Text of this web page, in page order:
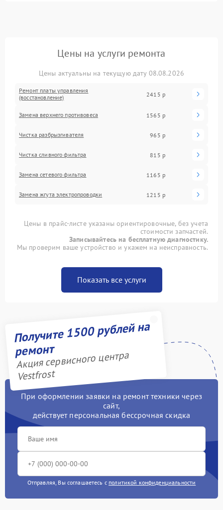
Цены на услуги ремонта
Цены актуальны на текущую дату 08.08.2026
Ремонт платы управления
(восстановление)
2415 р
Замена верхнего противовеса 1565 р
Чистка разбрызгивателя 965 р
Чистка сливного фильтра 815 р
Замена сетевого фильтра 1165 р
Замена жгута электропроводки 1215 р
Цены в прайс-листе указаны ориентировочные, без учета
стоимости запчастей.
Записывайтесь на бесплатную диагностику.
Мы проверим ваше устройство и укажем на неисправность.
Показать все услуги
Получите 1500 рублей на
ремонт
Акция сервисного центра
Vestfrost
При оформлении заявки на ремонт техники через
сайт,
действует персональная бессрочная скидка
Отправляя, Вы соглашаетесь с политикой конфиденциальности